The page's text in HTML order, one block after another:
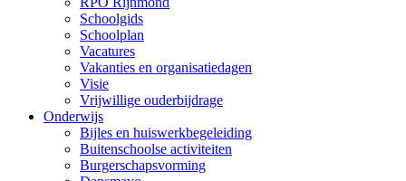
Schoolgids
Schoolplan
Vacatures
Vakanties en organisatiedagen
Visie
Vrijwillige ouderbijdrage
Onderwijs
Bijles en huiswerkbegeleiding
Buitenschoolse activiteiten
Burgerschapsvorming